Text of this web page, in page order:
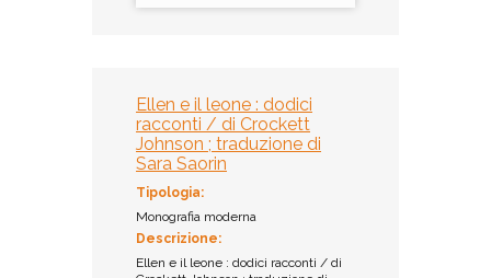
Non ammesso al prestito
Biblioteca
dell'Accademia dei
Concordi di Rovigo /
Sezione Ragazzi -
Multispazio
Collocazione:
PL KRA 014
Ellen e il leone : dodici
racconti / di Crockett
Johnson ; traduzione di
Sara Saorin
Tipologia:
Monografia moderna
Descrizione:
Ellen e il leone : dodici racconti / di